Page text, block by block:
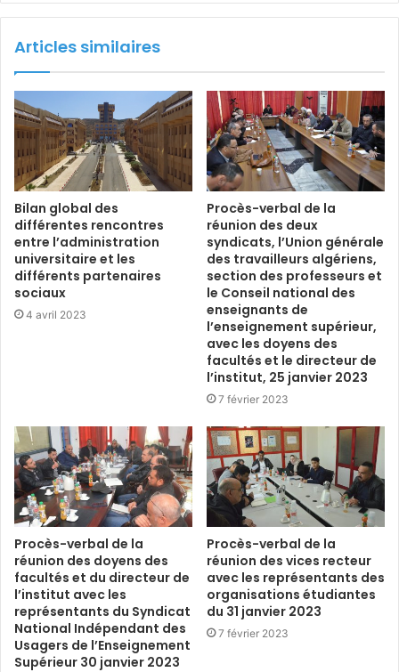
Articles similaires
Bilan global des
différentes rencontres
entre l’administration
universitaire et les
différents partenaires
sociaux
4 avril 2023
Procès-verbal de la
réunion des deux
syndicats, l’Union générale
des travailleurs algériens,
section des professeurs et
le Conseil national des
enseignants de
l’enseignement supérieur,
avec les doyens des
facultés et le directeur de
l’institut, 25 janvier 2023
7 février 2023
Procès-verbal de la
réunion des doyens des
facultés et du directeur de
l’institut avec les
représentants du Syndicat
National Indépendant des
Usagers de l’Enseignement
Supérieur 30 janvier 2023
Procès-verbal de la
réunion des vices recteur
avec les représentants des
organisations étudiantes
du 31 janvier 2023
7 février 2023